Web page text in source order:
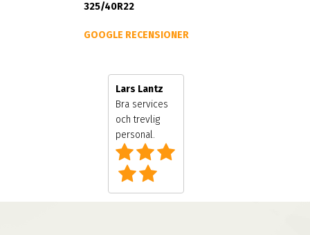
325/40R22
GOOGLE RECENSIONER
Lars Lantz
Bra services och
trevlig personal.